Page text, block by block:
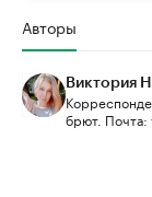
Авторы
Виктория
брют.